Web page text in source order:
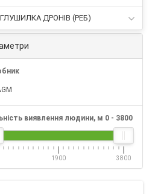
ГЛУШИЛКА ДРОНІВ (РЕБ)
виявлення людини, м 0 - 3800
1900 3800